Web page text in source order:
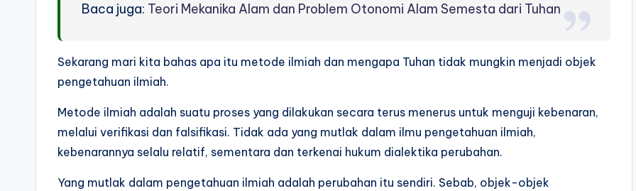
Baca juga: Teori Mekanika Alam dan Problem Otonomi Alam Semesta dari Tuhan
Sekarang mari kita bahas apa itu metode ilmiah dan mengapa Tuhan tidak mungkin menjadi objek
pengetahuan ilmiah.
Metode ilmiah adalah suatu proses yang dilakukan secara terus menerus untuk menguji kebenaran,
melalui verifikasi dan falsifikasi. Tidak ada yang mutlak dalam ilmu pengetahuan ilmiah,
kebenarannya selalu relatif, sementara dan terkenai hukum dialektika perubahan.
Yang mutlak dalam pengetahuan ilmiah adalah perubahan itu sendiri. Sebab, objek-objek